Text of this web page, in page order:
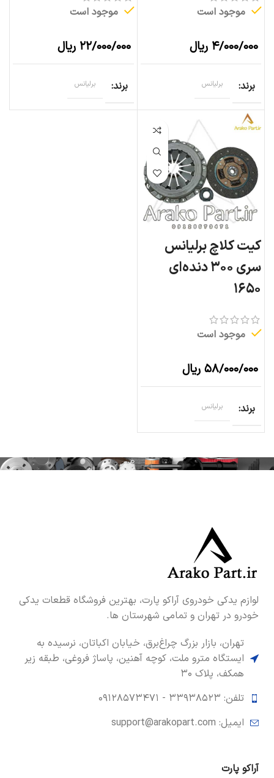
موجود است
۴/۰۰۰/۰۰۰ ریال
برند برلیانس
موجود است
۲۲/۰۰۰/۰۰۰ ریال
برند برلیانس
کیت کلاچ برلیانس
سری ۳۰۰ دنده‌ای
۱۶۵۰
موجود است
۵۸/۰۰۰/۰۰۰ ریال
برند برلیانس
لوازم یدکی خودروی آراکو پارت، بهترین فروشگاه قطعات یدکی
خودرو در تهران و تمامی شهرستان ها.
تهران، بازار بزرگ چراغ‌برق، خیابان اکباتان، نرسیده به
ایستگاه مترو ملت، کوچه آهنین، پاساژ فروغی، طبقه زیر
همکف، پلاک ۳۰
تلفن: ۳۳۹۳۸۵۲۳ -
۰۹۱۲۸۵۷۳۴۷۱
ایمیل: support@arakopart.com
آراکو پارت